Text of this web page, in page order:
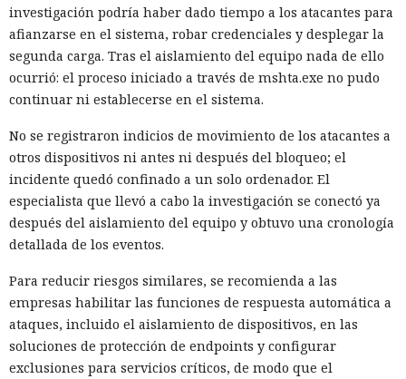
investigación podría haber dado tiempo a los atacantes para
afianzarse en el sistema, robar credenciales y desplegar la
segunda carga. Tras el aislamiento del equipo nada de ello
ocurrió: el proceso iniciado a través de mshta.exe no pudo
continuar ni establecerse en el sistema.
No se registraron indicios de movimiento de los atacantes a
otros dispositivos ni antes ni después del bloqueo; el
incidente quedó confinado a un solo ordenador. El
especialista que llevó a cabo la investigación se conectó ya
después del aislamiento del equipo y obtuvo una cronología
detallada de los eventos.
Para reducir riesgos similares, se recomienda a las
empresas habilitar las funciones de respuesta automática a
ataques, incluido el aislamiento de dispositivos, en las
soluciones de protección de endpoints y configurar
exclusiones para servicios críticos, de modo que el